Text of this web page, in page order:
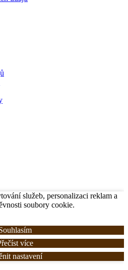
služeb, personalizaci reklam a
soubory cookie.
více
nastavení